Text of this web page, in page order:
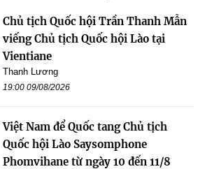
Chủ tịch Quốc hội Trần Thanh Mẫn
viếng Chủ tịch Quốc hội Lào tại
Vientiane
Thanh Lương
19:00 09/08/2026
Việt Nam để Quốc tang Chủ tịch
Quốc hội Lào Saysomphone
Phomvihane từ ngày 10 đến 11/8